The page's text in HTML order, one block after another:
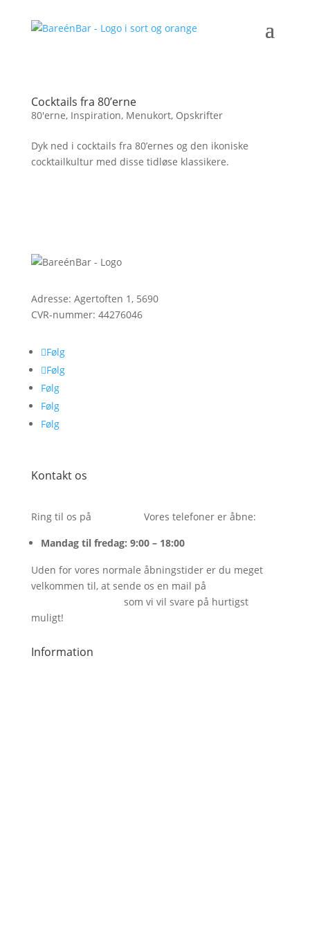
Cocktails fra 80’erne
80'erne, Inspiration, Menukort, Opskrifter
Dyk ned i cocktails fra 80’ernes og den ikoniske
cocktailkultur med disse tidløse klassikere.
Adresse: Agertoften 1, 5690
CVR-nummer: 44276046
Følg
Følg
Følg
Følg
Følg
Kontakt os
Ring til os på
Vores telefoner er åbne:
Mandag til fredag: 9:00 – 18:00
Uden for vores normale åbningstider er du meget
velkommen til, at sende os en mail på
som vi vil svare på hurtigst
muligt!
Information